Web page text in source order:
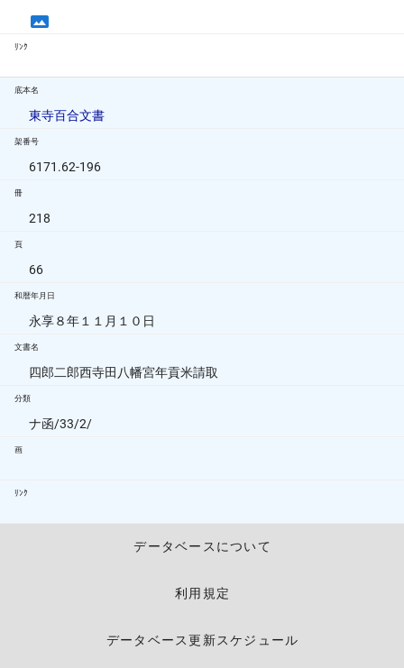
ﾘﾝｸ
底本名
東寺百合文書
架番号
6171.62-196
冊
218
頁
66
和暦年月日
永享８年１１月１０日
文書名
四郎二郎西寺田八幡宮年貢米請取
分類
ナ函/33/2/
画
ﾘﾝｸ
データベースについて
利用規定
データベース更新スケジュール